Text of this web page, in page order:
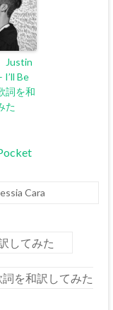
Justin
I’ll Be
詞を和
た
Cara
してみた
詞を和訳してみた